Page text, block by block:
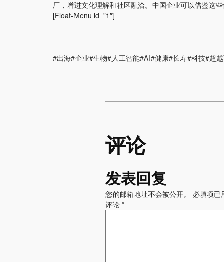
厂，增进文化理解和社区融洽。中国企业可以借鉴这
[Float-Menu id=”1″]
#出海#企业#生物#人工智能#AI#健康#长寿#科技#超
评论
发表回复
您的邮箱地址不会被公开。 必填项已
评论 *